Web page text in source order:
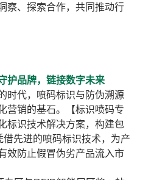
察、探索合作，共同推动行
护品牌，链接数字未来
时代，喷码标识与防伪溯源
营销的基石。【标识喷码专
标识技术解决方案，构建包
借先进的喷码标识技术，为产
效防止假冒伪劣产品流入市